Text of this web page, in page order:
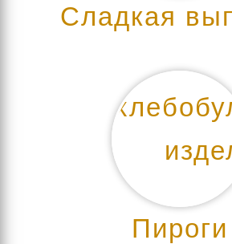
Сладкая
Пироги